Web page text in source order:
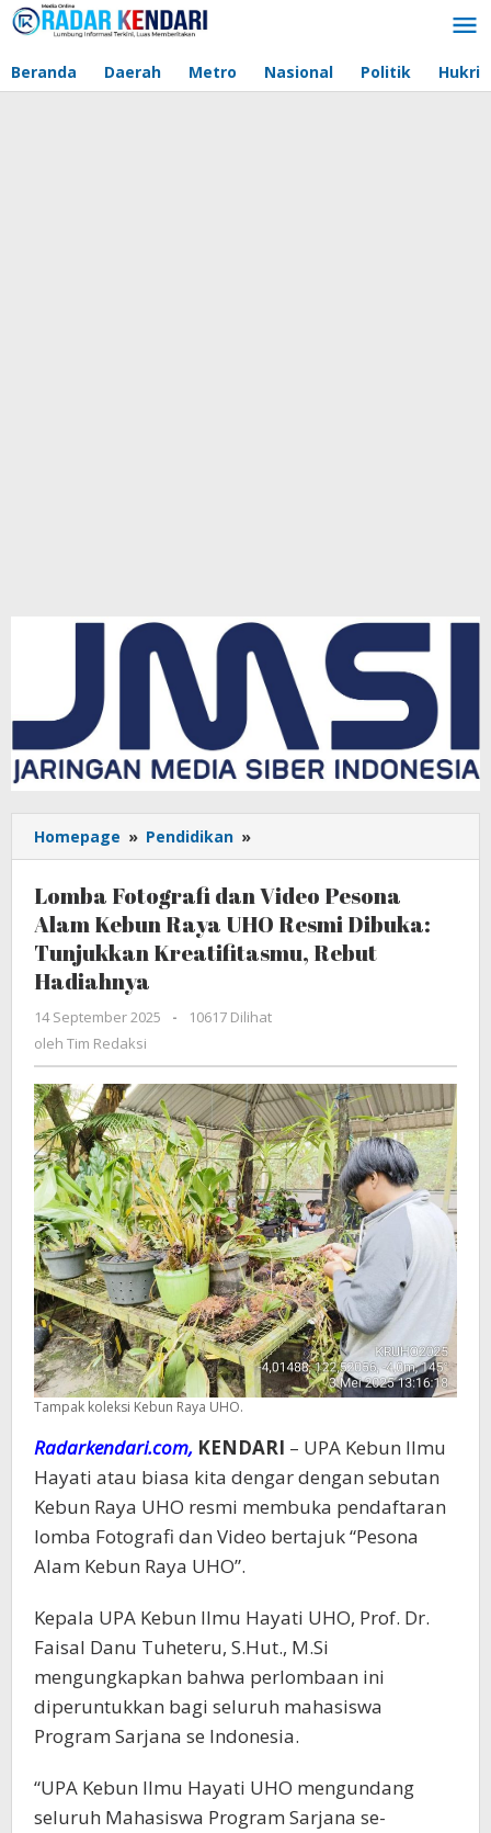
Lewati
ke
Beranda Daerah Metro Nasional Politik
Homepage » Pendidikan »
Fotografi
Video
Pesona
Alam
UHO
Dibuka:
Tunjukkan
Kreatifitasmu,
Rebut
Hadiahnya
Lomba Fotografi dan Video Pesona
Alam Kebun Raya UHO Resmi Dibuka:
Tunjukkan Kreatifitasmu, Rebut
Hadiahnya
14 September 2025
oleh
-
10617 Dilihat
oleh Tim Redaksi
Tampak koleksi Kebun Raya UHO.
Radarkendari.com, KENDARI – UPA Kebun Ilmu
Hayati atau biasa kita dengar dengan sebutan
Kebun Raya UHO resmi membuka pendaftaran
lomba Fotografi dan Video bertajuk “Pesona
Alam Kebun Raya UHO”.
Kepala UPA Kebun Ilmu Hayati UHO, Prof. Dr.
Faisal Danu Tuheteru, S.Hut., M.Si
mengungkapkan bahwa perlombaan ini
diperuntukkan bagi seluruh mahasiswa
Program Sarjana se Indonesia.
“UPA Kebun Ilmu Hayati UHO mengundang
seluruh Mahasiswa Program Sarjana se-